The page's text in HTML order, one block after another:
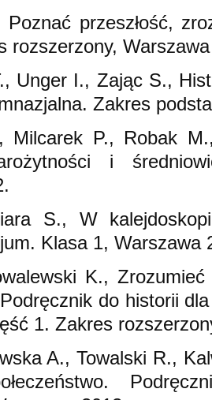
przeszłość,
rozszerzony,
Unger I., Zając S.,
Zakres
Milcarek P., Robak
i
S., W
Klasa 1, Warszawa
K., Zrozumieć
do historii
1. Zakres
A., Towalski R.,